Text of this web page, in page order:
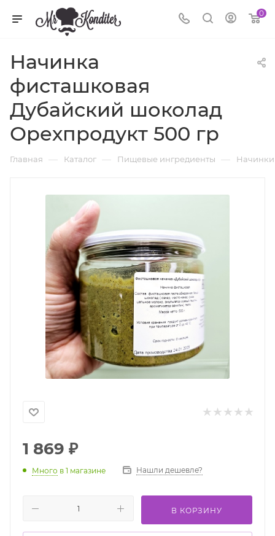
0
Начинка
фисташковая
Дубайский шоколад
Орехпродукт 500 гр
Главная — Каталог — Пищевые ингредиенты — Начинки
1 869 ₽
Много в 1 магазине Нашли дешевле?
В КОРЗИНУ